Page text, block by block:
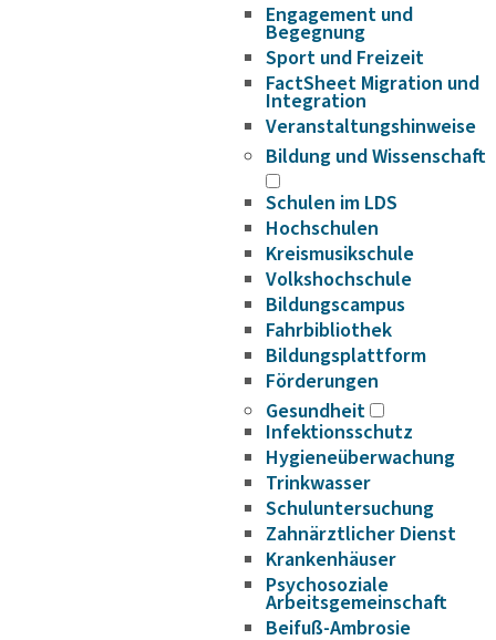
Engagement und
Begegnung
Sport und Freizeit
FactSheet Migration und
Integration
Veranstaltungshinweise
Bildung und Wissenschaft
Schulen im LDS
Hochschulen
Kreismusikschule
Volkshochschule
Bildungscampus
Fahrbibliothek
Bildungsplattform
Förderungen
Gesundheit
Infektionsschutz
Hygieneüberwachung
Trinkwasser
Schuluntersuchung
Zahnärztlicher Dienst
Krankenhäuser
Psychosoziale
Arbeitsgemeinschaft
Beifuß-Ambrosie